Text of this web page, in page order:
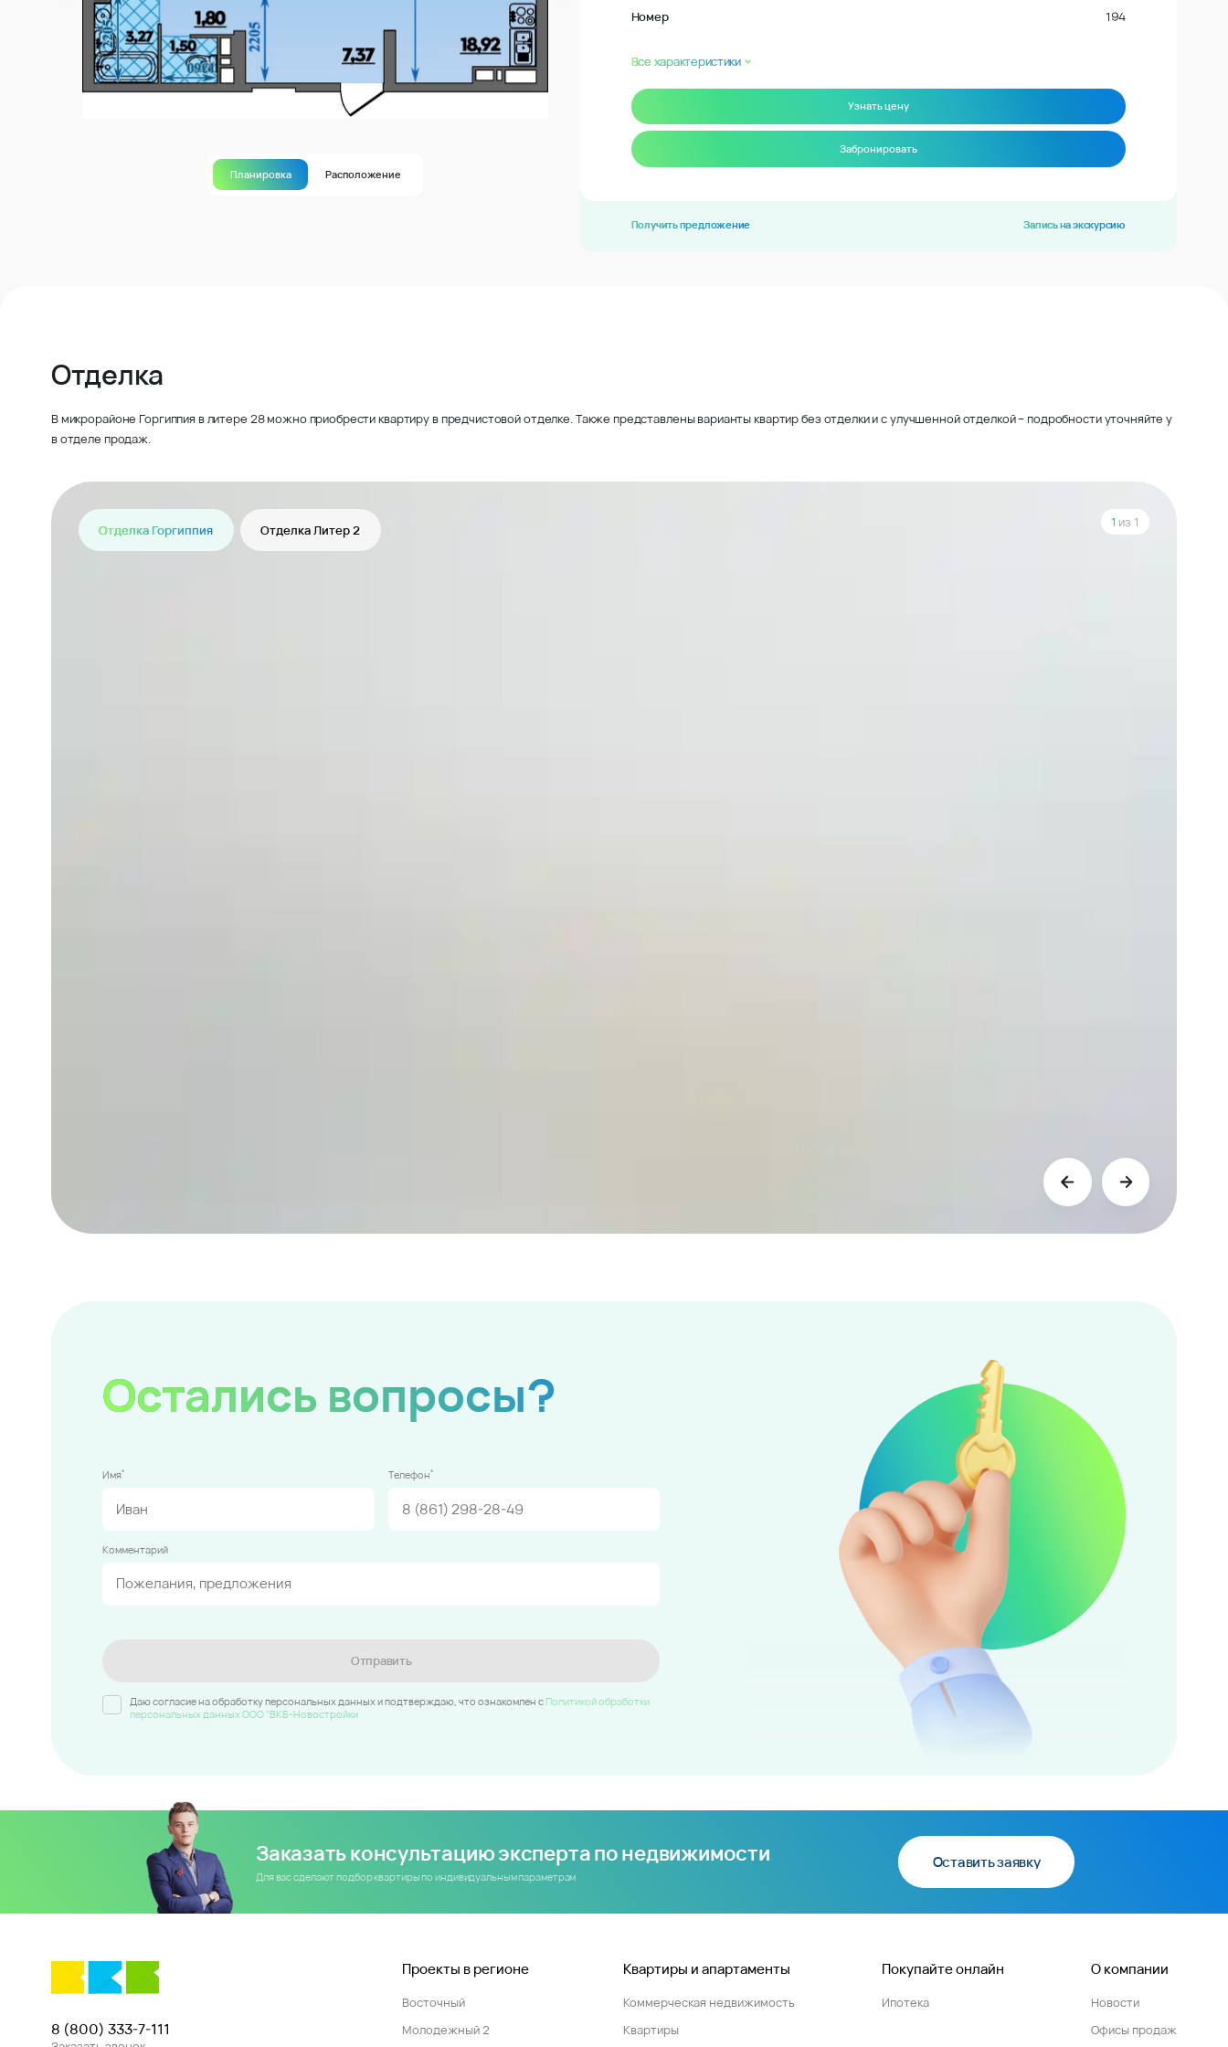
Планировка Расположение
Номер 194
Все характеристики
Узнать цену
Забронировать
Получить предложение Запись на экскурсию
Отделка
В микрорайоне Горгиппия в литере 28 можно приобрести квартиру в предчистовой отделке. Также представлены варианты квартир без отделки и с улучшенной отделкой – подробности уточняйте у
в отделе продаж.
Отделка Горгиппия Отделка Литер 2
1 из 1
Остались вопросы?
Имя* Телефон*
Комментарий
Отправить
Даю согласие на обработку персональных данных и подтверждаю, что ознакомлен c Политикой обработки
персональных данных ООО "ВКБ-Новостройки
Заказать консультацию эксперта по недвижимости
Для вас сделают подбор квартиры по индивидуальным параметрам
Оставить заявку
8 (800) 333-7-111
Проекты в регионе
Восточный
Молодежный 2
Квартиры и апартаменты
Коммерческая недвижимость
Квартиры
Покупайте онлайн
Ипотека
О компании
Новости
Офисы продаж